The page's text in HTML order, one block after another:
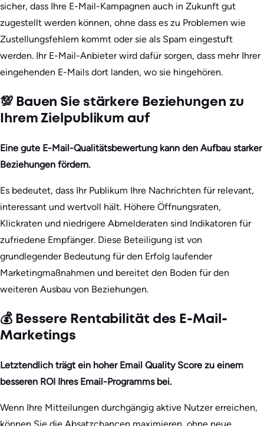
sicher, dass Ihre E-Mail-Kampagnen auch in Zukunft gut
zugestellt werden können, ohne dass es zu Problemen wie
Zustellungsfehlern kommt oder sie als Spam eingestuft
werden. Ihr E-Mail-Anbieter wird dafür sorgen, dass mehr Ihrer
eingehenden E-Mails dort landen, wo sie hingehören.
💯 Bauen Sie stärkere Beziehungen zu
Ihrem Zielpublikum auf
Eine gute E-Mail-Qualitätsbewertung kann den Aufbau starker
Beziehungen fördern.
Es bedeutet, dass Ihr Publikum Ihre Nachrichten für relevant,
interessant und wertvoll hält. Höhere Öffnungsraten,
Klickraten und niedrigere Abmelderaten sind Indikatoren für
zufriedene Empfänger. Diese Beteiligung ist von
grundlegender Bedeutung für den Erfolg laufender
Marketingmaßnahmen und bereitet den Boden für den
weiteren Ausbau von Beziehungen.
💰 Bessere Rentabilität des E-Mail-
Marketings
Letztendlich trägt ein hoher Email Quality Score zu einem
besseren ROI Ihres Email-Programms bei.
Wenn Ihre Mitteilungen durchgängig aktive Nutzer erreichen,